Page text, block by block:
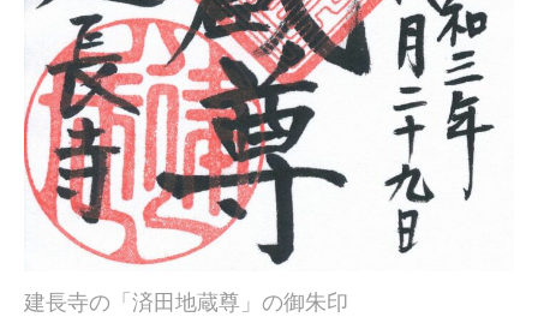
建長寺の「済田地蔵尊」の御朱印